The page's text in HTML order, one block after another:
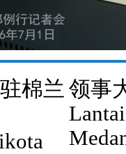
棉兰 领事